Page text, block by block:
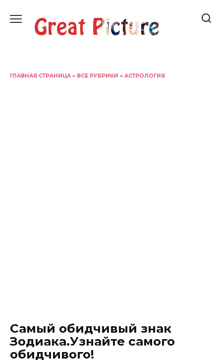
содержанию
ГЛАВНАЯ СТРАНИЦА » ВСЕ РУБРИКИ » АСТРОЛОГИЯ
Самый обидчивый знак
Зодиака.Узнайте самого
обидчивого!